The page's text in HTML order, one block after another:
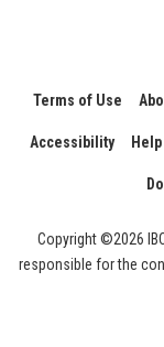
Terms of Use
Accessibility Help
Copyright ©2026
responsible for the